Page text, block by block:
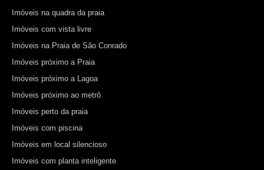
Imóveis na quadra da praia
Imóveis com vista livre
Imóveis na Praia de São Conrado
Imóveis próximo a Praia
Imóveis próximo a Lagoa
Imóveis próximo ao metrô
Imóveis perto da praia
Imóveis com piscina
Imóveis em local silencioso
Imóveis com planta inteligente